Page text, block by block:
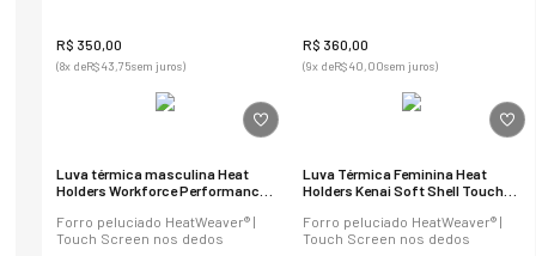
R$ 350 00
(8x deR$43,75sem juros)
R$ 360 00
(9x deR$40,00sem juros)
Luva térmica masculina Heat
Holders Workforce Performance
Forro peluciado HeatWeaver® |
Touch Screen nos dedos
Luva Térmica Feminina Heat
Holders Kenai Soft Shell Touch
Forro peluciado HeatWeaver® |
Touch Screen nos dedos